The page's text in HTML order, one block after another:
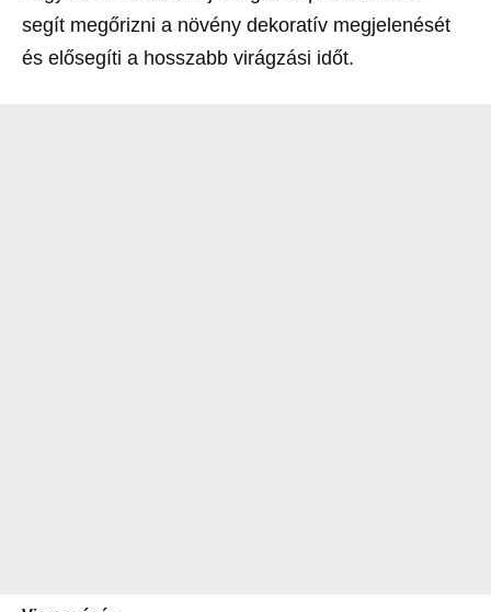
segít megőrizni a növény dekoratív megjelenését
és elősegíti a hosszabb virágzási időt.